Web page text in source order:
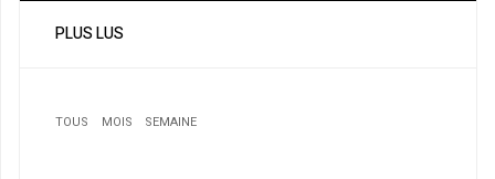
PLUS LUS
TOUS MOIS
SEMAINE